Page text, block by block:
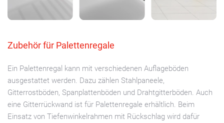
Zubehör für Palettenregale
Ein Palettenregal kann mit verschiedenen Auflageböden
ausgestattet werden. Dazu zählen Stahlpaneele,
Gitterrostböden, Spanplattenböden und Drahtgitterböden. Auch
eine Gitterrückwand ist für Palettenregale erhältlich. Beim
Einsatz von Tiefenwinkelrahmen mit Rückschlag wird dafür